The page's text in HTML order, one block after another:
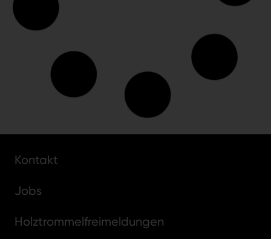
Kontakt
Jobs
Holztrommelfreimeldungen